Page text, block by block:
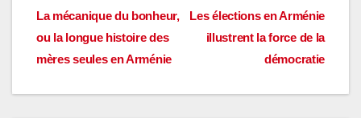
Navigation
de
l’article
Les élections en Arménie
illustrent la force de la
démocratie
La mécanique du bonheur,
ou la longue histoire des
mères seules en Arménie